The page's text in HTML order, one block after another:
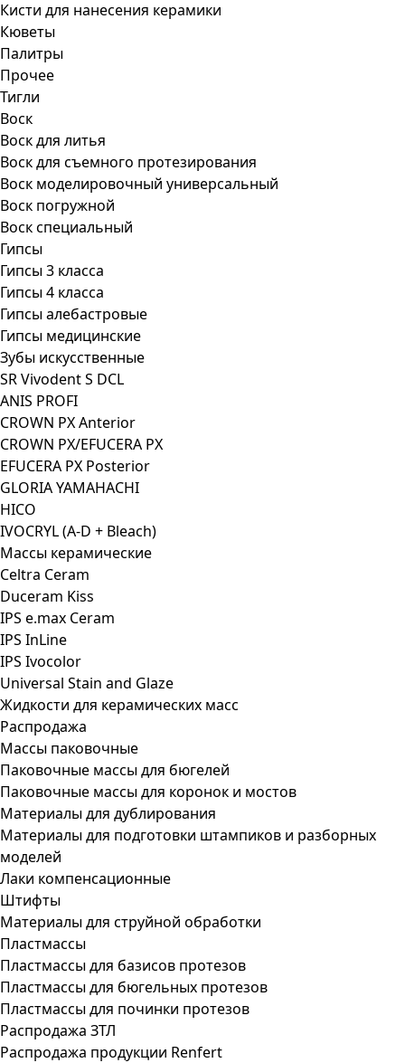
Кисти для нанесения керамики
Кюветы
Палитры
Прочее
Тигли
Воск
Воск для литья
Воск для съемного протезирования
Воск моделировочный универсальный
Воск погружной
Воск специальный
Гипсы
Гипсы 3 класса
Гипсы 4 класса
Гипсы алебастровые
Гипсы медицинские
Зубы искусственные
SR Vivodent S DCL
ANIS PROFI
CROWN PX Anterior
CROWN PX/EFUCERA PX
EFUCERA PX Posterior
GLORIA YAMAHACHI
HICO
IVOCRYL (A-D + Bleach)
Массы керамические
Celtra Ceram
Duceram Kiss
IPS e.max Ceram
IPS InLine
IPS Ivocolor
Universal Stain and Glaze
Жидкости для керамических масс
Распродажа
Массы паковочные
Паковочные массы для бюгелей
Паковочные массы для коронок и мостов
Материалы для дублирования
Материалы для подготовки штампиков и разборных
моделей
Лаки компенсационные
Штифты
Материалы для струйной обработки
Пластмассы
Пластмассы для базисов протезов
Пластмассы для бюгельных протезов
Пластмассы для починки протезов
Распродажа ЗТЛ
Распродажа продукции Renfert